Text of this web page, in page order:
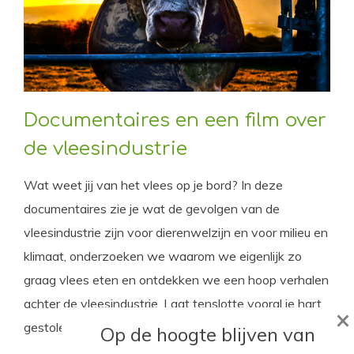
Documentaires en een film over
de vleesindustrie
Wat weet jij van het vlees op je bord? In deze
documentaires zie je wat de gevolgen van de
vleesindustrie zijn voor dierenwelzijn en voor milieu en
klimaat, onderzoeken we waarom we eigenlijk zo
graag vlees eten en ontdekken we een hoop verhalen
achter de vleesindustrie. Laat tenslotte vooral je hart
gestolen worden door een gigantisch fantasievarken.
Op de hoogte blijven van
×